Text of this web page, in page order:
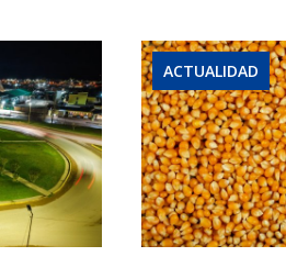
ACTUALIDAD